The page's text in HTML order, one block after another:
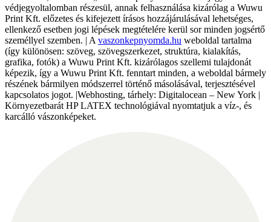
védjegyoltalomban részesül, annak felhasználása kizárólag a Wuwu
Print Kft. előzetes és kifejezett írásos hozzájárulásával lehetséges,
ellenkező esetben jogi lépések megtételére kerül sor minden jogsértő
személlyel szemben. | A vaszonkepnyomda.hu weboldal tartalma
(így különösen: szöveg, szövegszerkezet, struktúra, kialakítás,
grafika, fotók) a Wuwu Print Kft. kizárólagos szellemi tulajdonát
képezik, így a Wuwu Print Kft. fenntart minden, a weboldal bármely
részének bármilyen módszerrel történő másolásával, terjesztésével
kapcsolatos jogot. |Webhosting, tárhely: Digitalocean – New York |
Környezetbarát HP LATEX technológiával nyomtatjuk a víz-, és
karcálló vászonképeket.